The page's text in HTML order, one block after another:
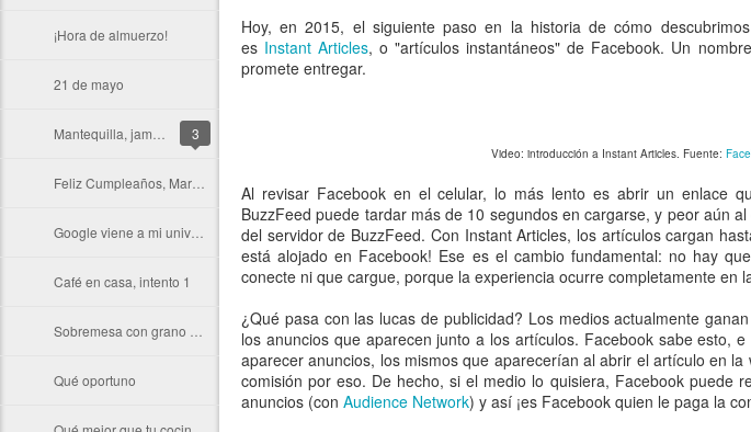
¡Hora de almuerzo!
21 de mayo
3
Café en casa, intento 1
Qué oportuno
Hoy, en 2015, el siguiente paso en la historia de cómo
es Instant Articles, o "artículos instantáneos" de Facebook. Un
promete entregar.
Video: introducción a Instant Articles. Fuente:
Al revisar Facebook en el celular, lo más lento es abrir un enlace
BuzzFeed puede tardar más de 10 segundos en cargarse, y peor aún
del servidor de BuzzFeed. Con Instant Articles, los artículos cargan
está alojado en Facebook! Ese es el cambio fundamental: no hay
conecte ni que cargue, porque la experiencia ocurre completamente en
¿Qué pasa con las lucas de publicidad? Los medios actualmente
los anuncios que aparecen junto a los artículos. Facebook sabe esto,
aparecer anuncios, los mismos que aparecerían al abrir el artículo en
comisión por eso. De hecho, si el medio lo quisiera, Facebook puede
anuncios (con Audience Network) y así ¡es Facebook quien le paga la